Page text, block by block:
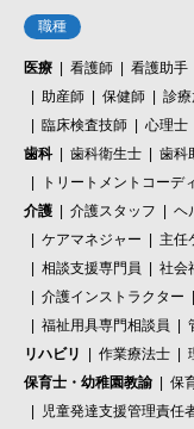
職種
医療 看護師 看護助手
助産師
保健師 診
臨床検査技師
心理士
歯科
歯科衛生士 歯科
トリートメントコーデ
介護
介護スタッフ ヘ
ケアマネジャー
主任
相談支援専門員
社会
介護インストラクター
福祉用具専門相談員
リハビリ
作業療法士
保育士・幼稚園教諭
保
児童発達支援管理責任